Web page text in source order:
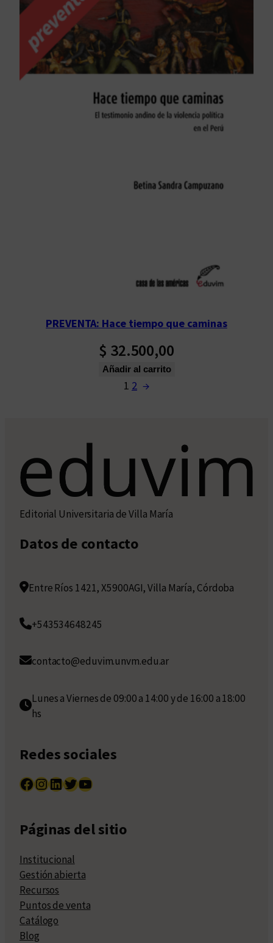
PREVENTA: Hace tiempo que caminas
$ 32.500,00
Añadir al carrito
1 2 →
Editorial Universitaria de Villa María
Datos de contacto
Entre Ríos 1421, X5900AGI, Villa María, Córdoba
+543534648245
contacto@eduvim.unvm.edu.ar
Lunes a Viernes de 09:00 a 14:00 y de 16:00 a 18:00
hs
Redes sociales
Facebook InstagramLinkedIn Twitter YouTube
Páginas del sitio
Institucional
Gestión abierta
Recursos
Puntos de venta
Catálogo
Blog